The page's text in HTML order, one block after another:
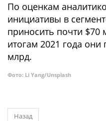
По оценкам
инициативы в
приносить почти $70
итогам 2021 года
млрд.
Фото: Li Yang/Unsplash
Назад